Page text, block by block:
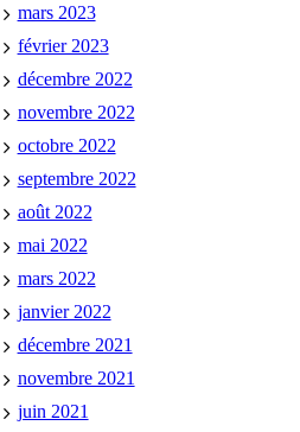
mars 2023
février 2023
décembre 2022
novembre 2022
octobre 2022
septembre 2022
août 2022
mai 2022
mars 2022
janvier 2022
décembre 2021
novembre 2021
juin 2021